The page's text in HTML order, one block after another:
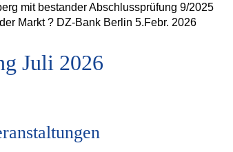
mit bestander Abschlussprüfung 9/2025
Markt ? DZ-Bank Berlin 5.Febr. 2026
Juli 2026